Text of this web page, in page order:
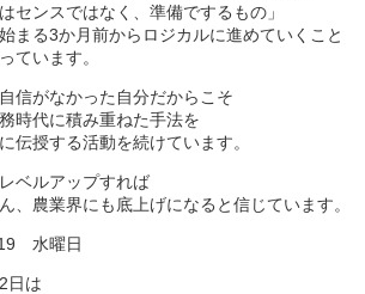
はセンスではなく、準備でするもの」
まる3か月前からロジカルに進めていくこと
ています。
信がなかった自分だからこそ
時代に積み重ねた手法を
伝授する活動を続けています。
ベルアップすれば
、農業界にも底上げになると信じています。
水曜日
日は